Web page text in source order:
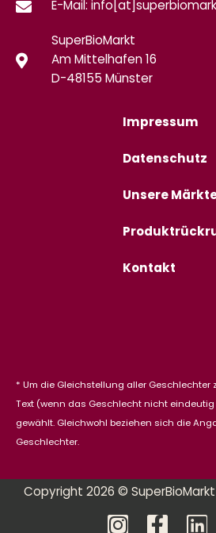
E-Mail:
SuperBioMarkt
Am Mittelhafen 16
D-48155 Münster
Impressum
Datenschutz
Unsere
Kontakt
* Um die Gleichstellung aller Geschlechter
Text (wenn das Geschlecht nicht eindeutig
gewählt. Gleichwohl beziehen sich die
Geschlechter.
Copyright 2026 © SuperBioMarkt